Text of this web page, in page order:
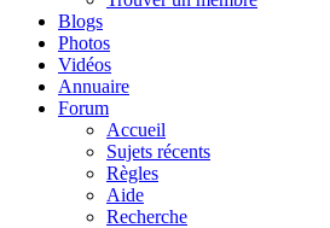
Blogs
Photos
Vidéos
Annuaire
Forum
Accueil
Sujets récents
Règles
Aide
Recherche